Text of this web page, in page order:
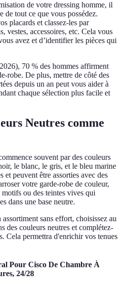
de votre dressing homme, il
de tout ce que vous possédez.
placards et classez-les par
vestes, accessoires, etc. Cela vous
avez et d’identifier les pièces qui
70 % des hommes affirment
robe. De plus, mettre de côté des
depuis un an peut vous aider à
chaque sélection plus facile et
Neutres comme
souvent par des couleurs
le blanc, le gris, et le bleu marine
et peuvent être assorties avec des
votre garde-robe de couleur,
ou des teintes vives qui
dans une base neutre.
assortiment sans effort, choisissez au
des couleurs neutres et complétez-
Cela permettra d'enrichir vos tenues
Pour Cisco De Chambre À
24/28